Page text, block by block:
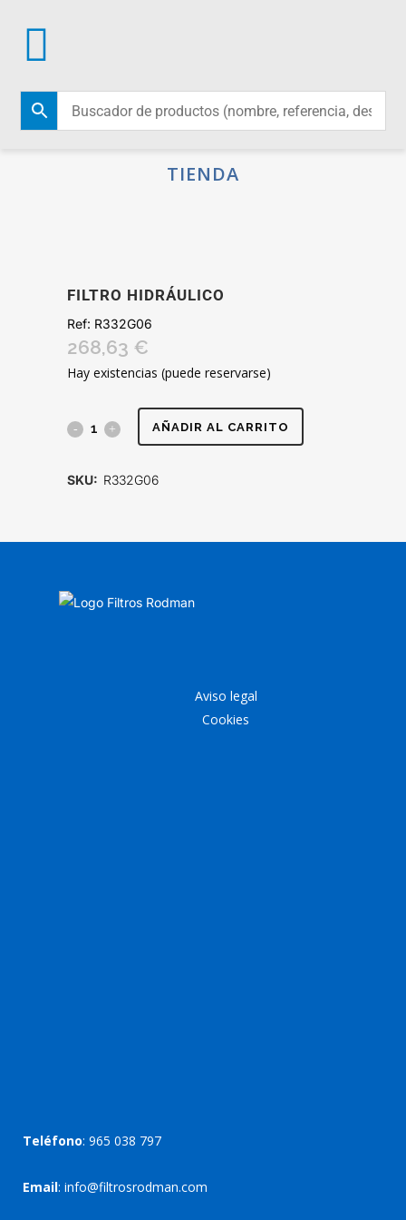
TIENDA
FILTRO HIDRÁULICO
Ref: R332G06
268,63 €
Hay existencias (puede reservarse)
FILTRO AÑADIR AL CARRITO
SKU: R332G06
Aviso legal
Cookies
Teléfono: 965 038 797
Email: info@filtrosrodman.com